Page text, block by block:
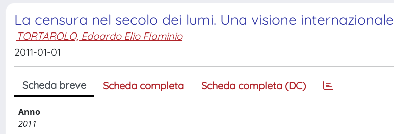
La censura nel secolo dei lumi. Una visione internazionale
TORTAROLO, Edoardo Elio Flaminio
2011-01-01
Scheda breve Scheda completa Scheda completa (DC)
Anno
2011